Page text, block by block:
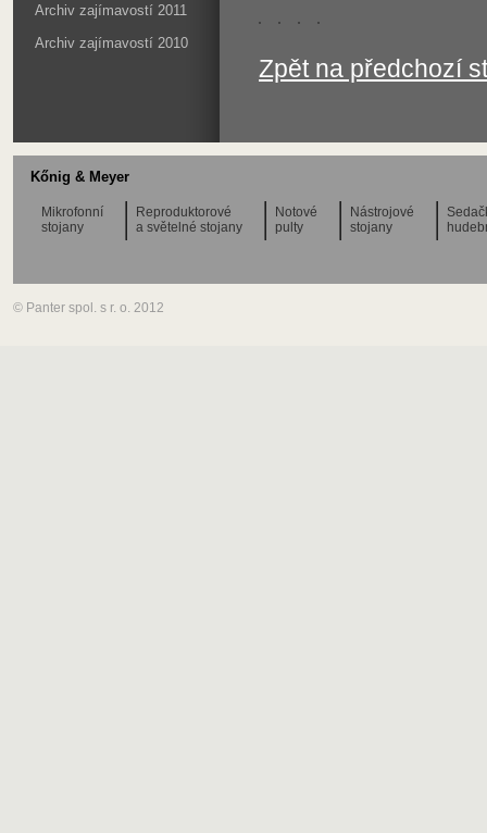
Archiv zajímavostí 2011
Archiv zajímavostí 2010
Zpět na předchozí
Kőnig & Meyer
Mikrofonní
stojany
Reproduktorové
a světelné stojany
Notové
pulty
Nástrojové
stojany
© Panter spol. s r. o. 2012